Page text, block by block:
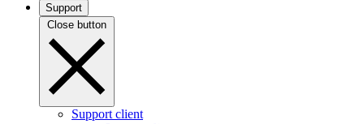
Support
Close button
Support client